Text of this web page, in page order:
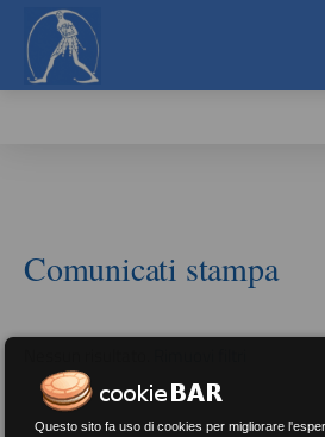
Comunicati stampa
Questo sito fa uso di cookies per migliorare